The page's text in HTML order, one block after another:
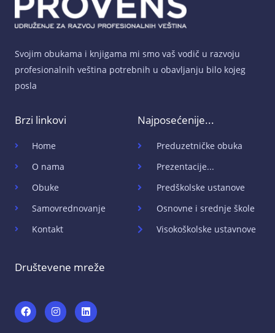
Svojim obukama i knjigama mi smo vaš vodič u razvoju
profesionalnih veština potrebnih u obavljanju bilo kojeg
posla
Brzi linkovi
Home
O nama
Obuke
Samovrednovanje
Kontakt
Najposećenije...
Preduzetničke obuka
Prezentacije...
Predškolske ustanove
Osnovne i srednje škole
Visokoškolske ustavnove
Društevene mreže
F
a
c
I
n
s
L
i
n